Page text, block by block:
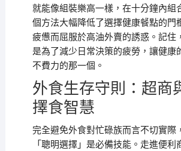
就能像組裝樂高一樣，在十分鐘內組
個方法大幅降低了選擇健康餐點的門
疲憊而屈服於高油外賣的誘惑。記住
是為了減少日常決策的疲勞，讓健康
不費力的那一個。
外食生存守則：超商
擇食智慧
完全避免外食對忙碌族而言不切實際
「聰明選擇」是必備技能。走進便利